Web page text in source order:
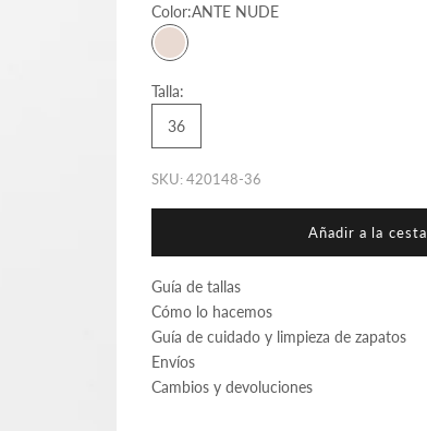
Color:ANTE NUDE
ANTE NUDE
Talla:
36
SKU: 420148-36
Añadir a la cesta
Guía de tallas
Cómo lo hacemos
Guía de cuidado y limpieza de zapatos
Envíos
Cambios y devoluciones